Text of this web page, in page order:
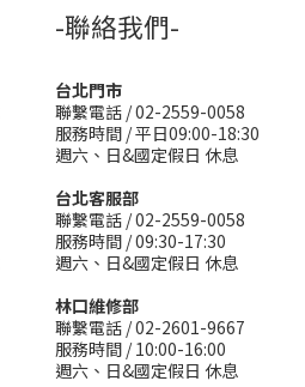
-聯絡我們-
台北門市
聯繫電話 / 02-2559-0058
服務時間 / 平日09:00-18:30
週六、日&國定假日 休息
台北客服部
聯繫電話 / 02-2559-0058
服務時間 / 09:30-17:30
週六、日&國定假日 休息
林口維修部
聯繫電話 / 02-2601-9667
服務時間 / 10:00-16:00
週六、日&國定假日 休息